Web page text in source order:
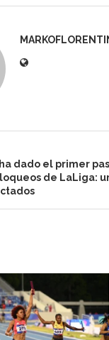
dado el primer
de LaLiga: